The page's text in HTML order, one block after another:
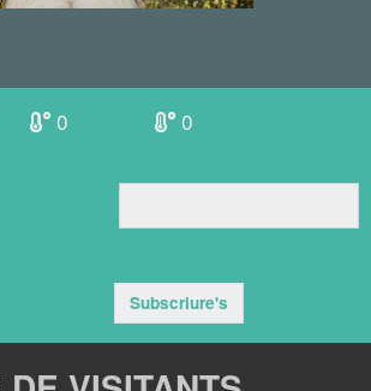
0 0
Subscriure's